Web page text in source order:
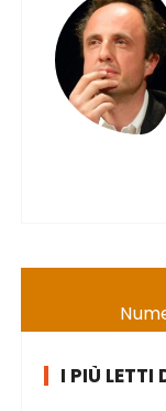
I PIÙ LETTI